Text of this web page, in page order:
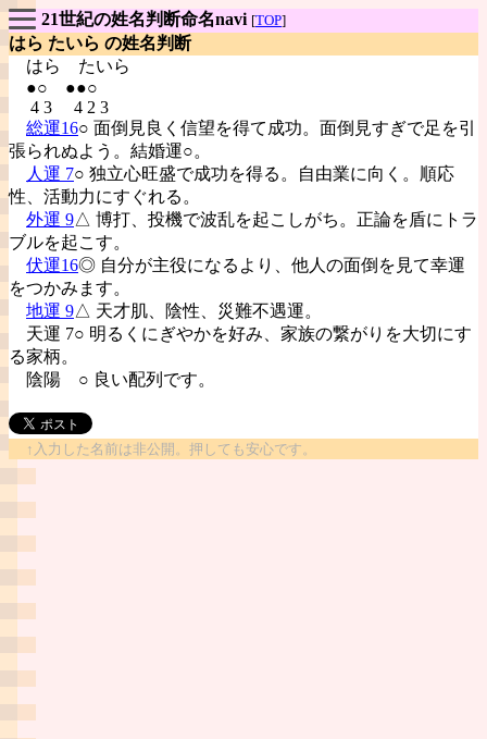
21世紀の姓名判断命名navi [TOP]
はら たいら の姓名判断
はら たいら
●○ ●●○
4 3 4 2 3
総運16○ 面倒見良く信望を得て成功。面倒見すぎで足を引
張られぬよう。結婚運○。
人運 7○ 独立心旺盛で成功を得る。自由業に向く。順応
性、活動力にすぐれる。
外運 9△ 博打、投機で波乱を起こしがち。正論を盾にトラ
ブルを起こす。
伏運16◎ 自分が主役になるより、他人の面倒を見て幸運
をつかみます。
地運 9△ 天才肌、陰性、災難不遇運。
天運 7○ 明るくにぎやかを好み、家族の繋がりを大切にす
る家柄。
陰陽 ○ 良い配列です。
↑入力した名前は非公開。押しても安心です。